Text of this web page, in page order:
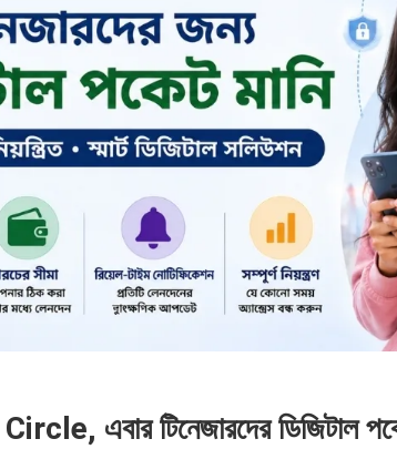
এবার টিনেজারদের ডিজিটাল